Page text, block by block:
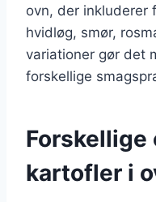
ovn, der inkluderer
hvidløg, smør,
variationer gør det
forskellige
kartofler i